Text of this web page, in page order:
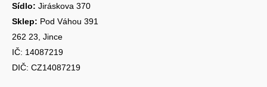
Sídlo: Jiráskova 370
Sklep: Pod Váhou 391
262 23, Jince
IČ: 14087219
DIČ: CZ14087219